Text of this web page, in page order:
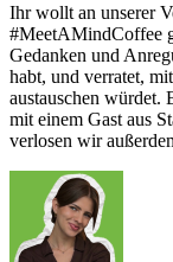
Ihr wollt an unserer
#MeetAMindCoffee
Gedanken und
habt, und verratet,
austauschen würdet.
mit einem Gast aus
verlosen wir